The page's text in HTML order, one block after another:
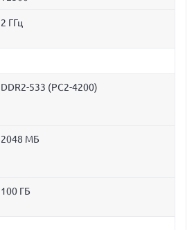
2 ГГц
DDR2-533 (PC2-4200)
2048 МБ
100 ГБ